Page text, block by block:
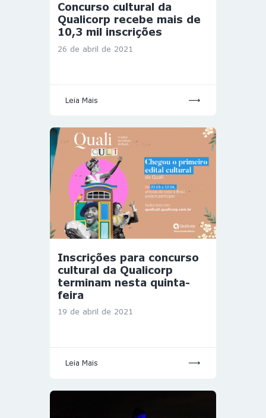
Concurso cultural da
Qualicorp recebe mais de
10,3 mil inscrições
26 de abril de 2021
Leia Mais
Inscrições para concurso
cultural da Qualicorp
terminam nesta quinta-
feira
19 de abril de 2021
Leia Mais